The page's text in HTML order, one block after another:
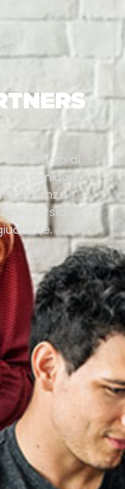
uno studio di
coniuga
sia in